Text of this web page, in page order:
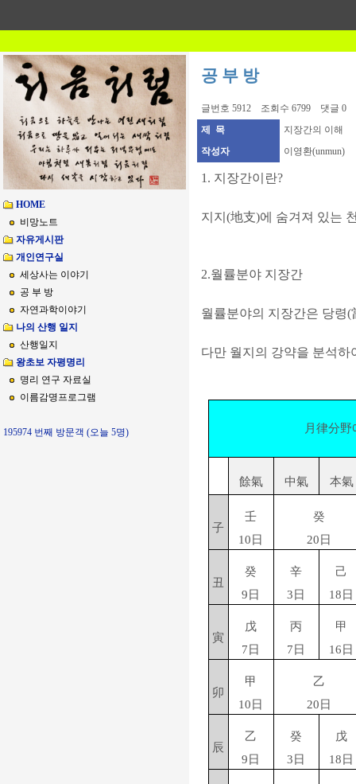
HOME
비망노트
자유게시판
개인연구실
세상사는 이야기
공 부 방
자연과학이야기
나의 산행 일지
산행일지
왕초보 자평명리
명리 연구 자료실
이름감명프로그램
195974 번째 방문객 (오늘 5명)
공 부 방
글번호 5912 조회수 6799 댓글 0
제 목
지장간의 이해
작성자
이영환(unmun)
1. 지장간이란?
지지(地支)에 숨겨져 있는
2.월률분야 지장간
월률분야의 지장간은 당령
다만 월지의 강약을 분석
月律分
餘氣 中氣 本氣
子
壬
10日
癸
20日
丑
癸
9日
辛
3日
己
18日
寅
戊
7日
丙
7日
甲
16日
卯
甲
10日
乙
20日
辰
乙
9日
癸
3日
戊
18日